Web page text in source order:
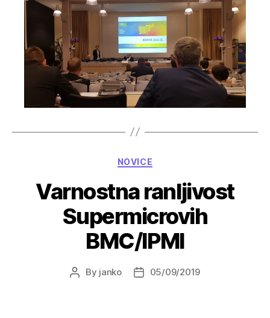
Categories
NOVICE
Varnostna ranljivost
Supermicrovih
BMC/IPMI
Post
By janko
Post05/09/2019